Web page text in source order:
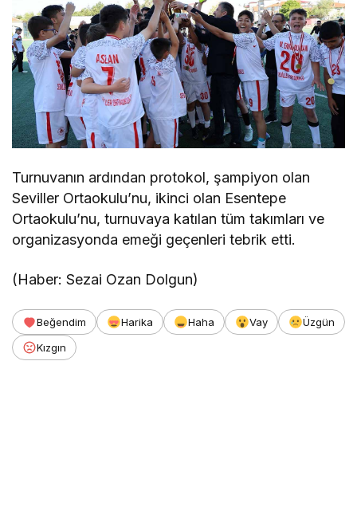
Turnuvanın ardından protokol, şampiyon olan
Seviller Ortaokulu’nu, ikinci olan Esentepe
Ortaokulu’nu, turnuvaya katılan tüm takımları ve
organizasyonda emeği geçenleri tebrik etti.
(Haber: Sezai Ozan Dolgun)
Beğendim Harika Haha Vay
Üzgün
Kızgın